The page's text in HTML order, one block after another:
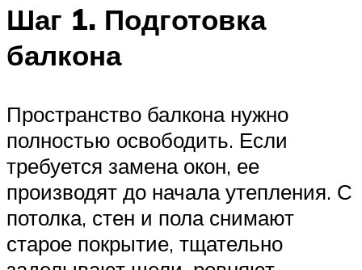
Шаг 1. Подготовка
балкона
Пространство балкона нужно
полностью освободить. Если
требуется замена окон, ее
производят до начала утепления. С
потолка, стен и пола снимают
старое покрытие, тщательно